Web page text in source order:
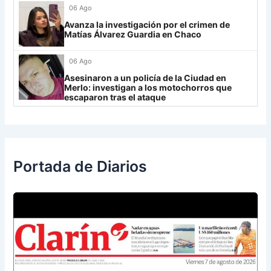
Rosario Central
UCV FC
Libertad
06 Ago
Avanza la investigación por el crimen de
Matías Álvarez Guardia en Chaco
06 Ago
Asesinaron a un policía de la Ciudad en
Merlo: investigan a los motochorros que
escaparon tras el ataque
Portada de Diarios